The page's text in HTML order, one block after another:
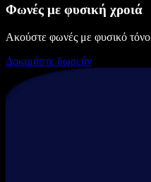
Φωνές με φυσική χροιά
Ακούστε φωνές με φυσικό τόνο
Δοκιμάστε δωρεάν